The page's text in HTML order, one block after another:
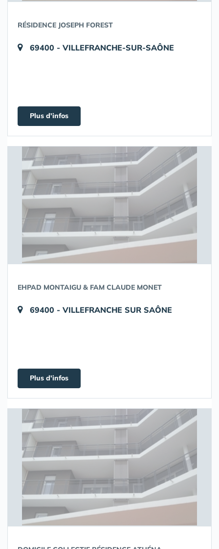
RÉSIDENCE JOSEPH FOREST
69400 - VILLEFRANCHE-SUR-SAÔNE
Plus d'infos
EHPAD MONTAIGU & FAM CLAUDE MONET
69400 - VILLEFRANCHE SUR SAÔNE
Plus d'infos